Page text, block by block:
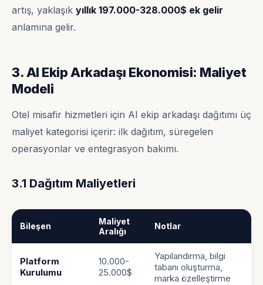
artış, yaklaşık yıllık 197.000-328.000$ ek gelir
anlamına gelir.
3. AI Ekip Arkadaşı Ekonomisi: Maliyet
Modeli
Otel misafir hizmetleri için AI ekip arkadaşı dağıtımı üç
maliyet kategorisi içerir: ilk dağıtım, süregelen
operasyonlar ve entegrasyon bakımı.
3.1 Dağıtım Maliyetleri
Bileşen
Maliyet
Aralığı
Notlar
Platform
Kurulumu
10.000-
25.000$
Yapılandırma, bilgi
tabanı oluşturma,
marka özelleştirme